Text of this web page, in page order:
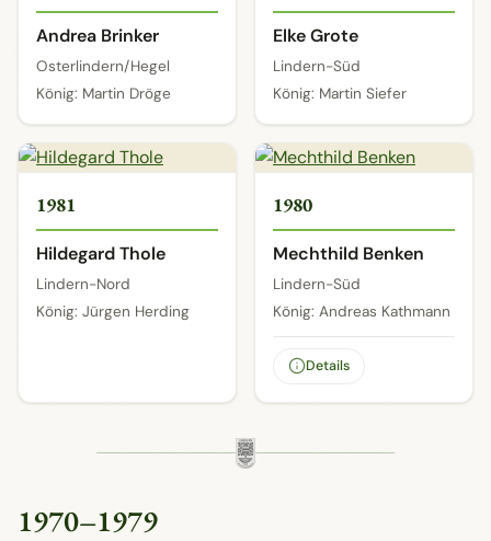
Andrea Brinker
Osterlindern/Hegel
König: Martin Dröge
Elke Grote
Lindern-Süd
König: Martin Siefer
1981
Hildegard Thole
Lindern-Nord
König: Jürgen Herding
1980
Mechthild Benken
Lindern-Süd
König: Andreas Kathmann
Details
1970–1979